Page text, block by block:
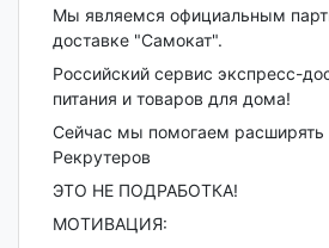
Мы являемся официальным
доставке "Самокат".
Российский сервис экспресс-
питания и товаров для дома!
Сейчас мы помогаем расширять
Рекрутеров
ЭТО НЕ ПОДРАБОТКА!
МОТИВАЦИЯ: